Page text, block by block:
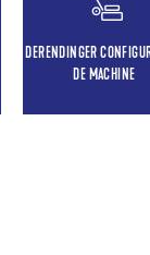
DERENDINGER
DE MACHINE